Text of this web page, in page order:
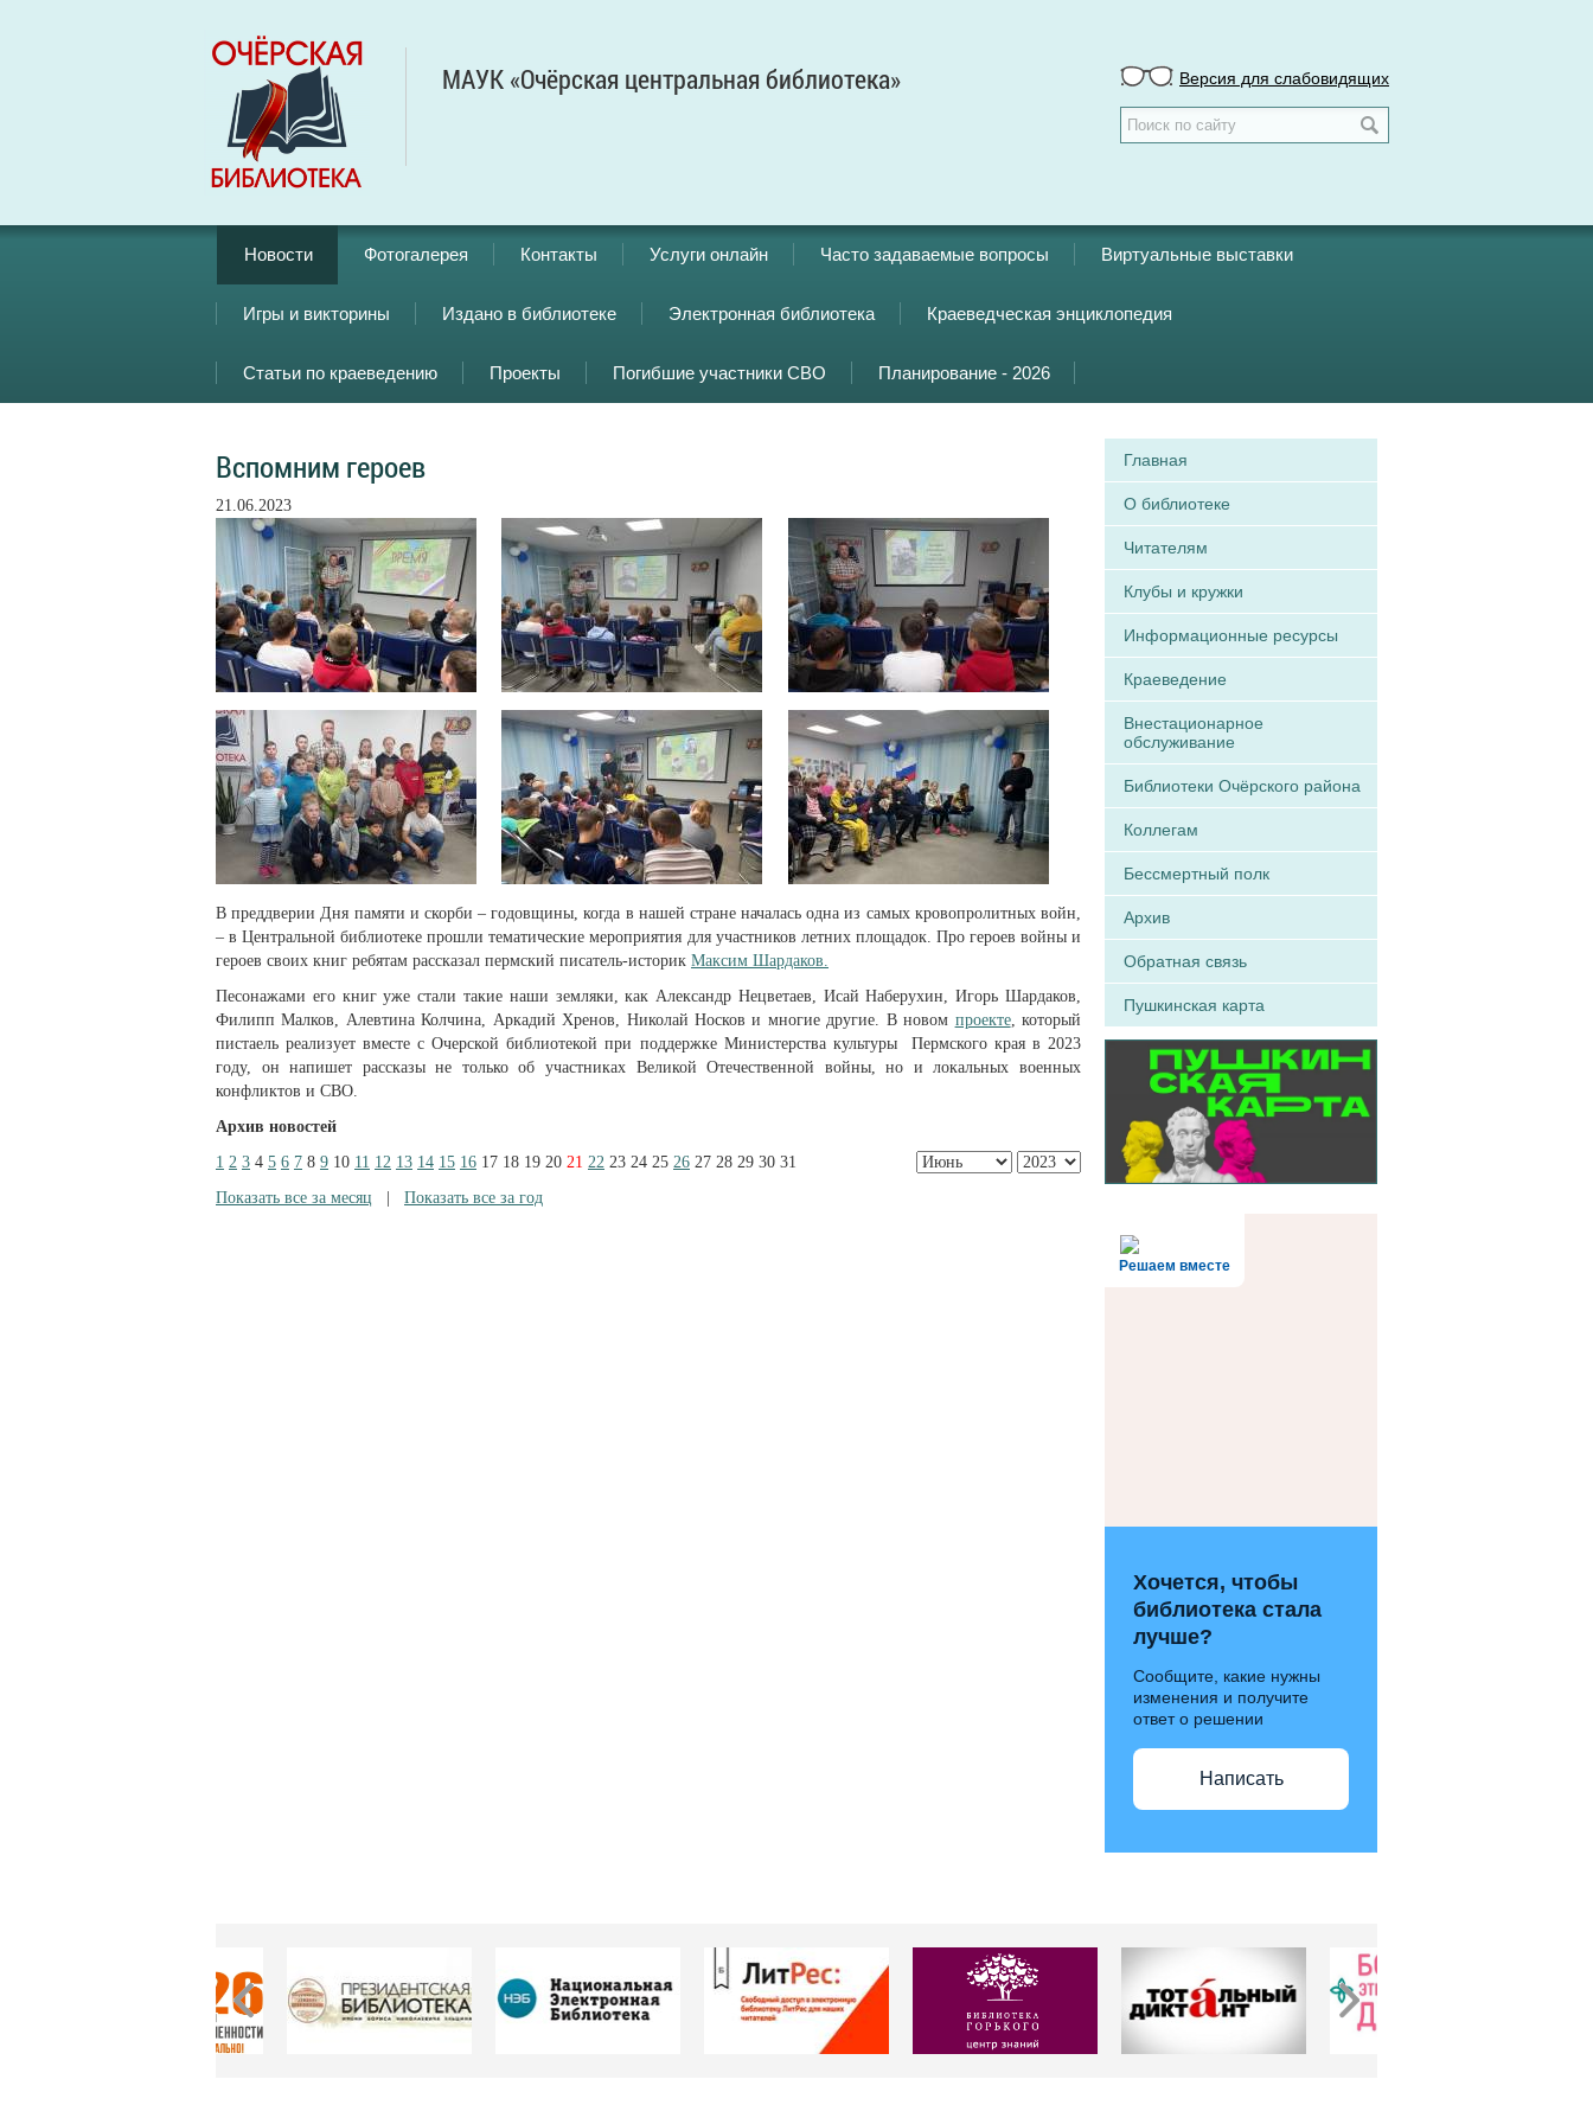
МАУК «Очёрская центральная библиотека» Версия для слабовидящих
Новости Фотогалерея Контакты Услуги онлайн Часто задаваемые вопросы Виртуальные выставки
Игры и викторины Издано в библиотеке Электронная библиотека Краеведческая энциклопедия
Статьи по краеведению Проекты Погибшие участники СВО Планирование - 2026
Вспомним героев
21.06.2023
В преддверии Дня памяти и скорби – годовщины, когда в нашей стране началась одна из самых кровопролитных войн,
– в Центральной библиотеке прошли тематические мероприятия для участников летних площадок. Про героев войны и
героев своих книг ребятам рассказал пермский писатель-историк Максим Шардаков.
Песонажами его книг уже стали такие наши земляки, как Александр Нецветаев, Исай Наберухин, Игорь Шардаков,
Филипп Малков, Алевтина Колчина, Аркадий Хренов, Николай Носков и многие другие. В новом проекте, который
пистаель реализует вместе с Очерской библиотекой при поддержке Министерства культуры Пермского края в 2023
году, он напишет рассказы не только об участниках Великой Отечественной войны, но и локальных военных
конфликтов и СВО.
Архив новостей
1 2 3 4 5 6 7 8 9 10 11 12 13 14 15 16 17 18 19 20 21 22 23 24 25 26 27 28 29 30 31
Показать все за месяц
Показать все за год
Главная
О библиотеке
Читателям
Клубы и кружки
Информационные ресурсы
Краеведение
Внестационарное
обслуживание
Библиотеки Очёрского района
Коллегам
Бессмертный полк
Архив
Обратная связь
Пушкинская карта
Решаем вместе
Хочется, чтобы
библиотека стала
лучше?
Сообщите, какие нужны
изменения и получите
ответ о решении
Написать